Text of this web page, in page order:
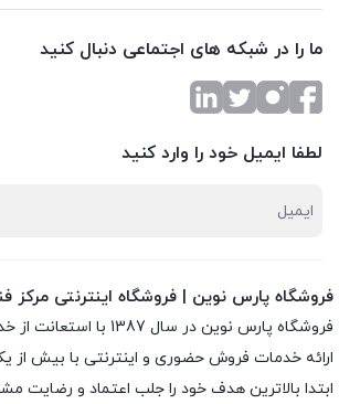
ما را در شبکه های اجتماعی دنبال کنید
لطفا ایمیل خود را وارد کنید
فروشگاه پارس نوین | فروشگاه اینترنتی مرکز
فروشگاه پارس نوین در سال
ارائه خدمات فروش حضوری و اینترنتی با بیش از
ابتدا بالاترین هدف خود را جلب اعتماد و رضایت